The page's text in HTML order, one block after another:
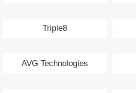
Triple8
AVG Technologies